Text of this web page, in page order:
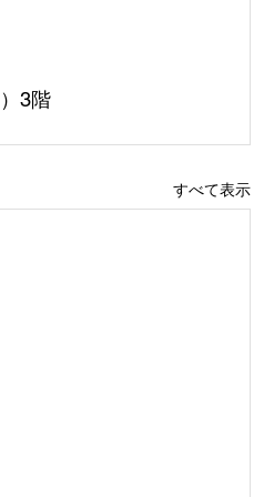
3階
すべて表示